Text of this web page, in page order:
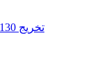
تخريج 130 حافظا للقرآن بمعهد ورش في الميناء (فيديو)